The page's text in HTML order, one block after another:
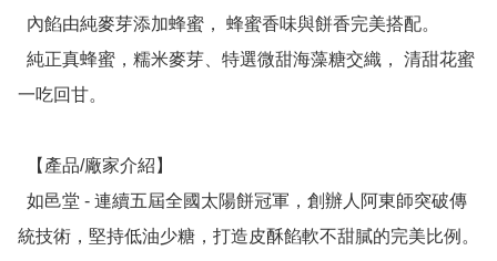
一吃回甘。
統技術，堅持低油少糖，打造皮酥餡軟不甜膩的完美比例。